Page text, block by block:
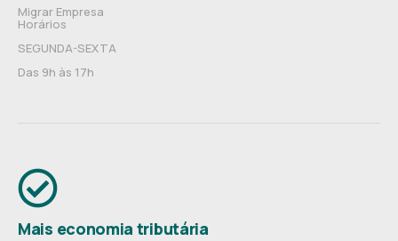
Migrar Empresa
Horários
SEGUNDA-SEXTA
Das 9h às 17h
Mais economia tributária